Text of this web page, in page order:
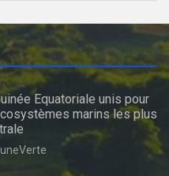
Equatoriale unis pour
marins les plus